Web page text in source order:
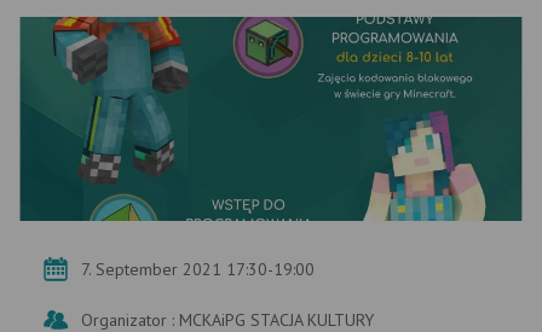
7. September 2021 17:30-19:00
Organizator : MCKAiPG STACJA KULTURY